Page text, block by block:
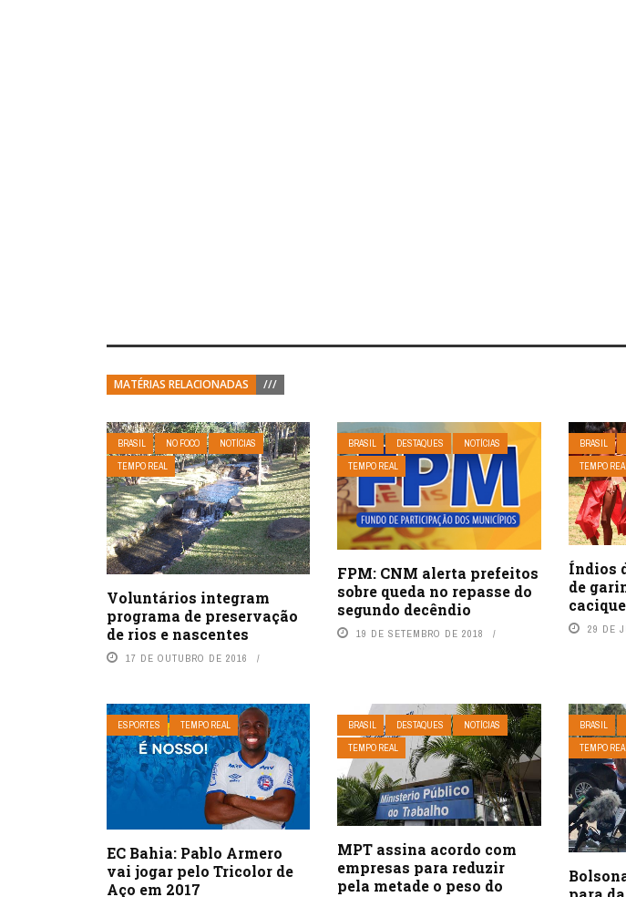
MATÉRIAS RELACIONADAS ///
BRASIL NO FOCO
NOTÍCIAS
TEMPO REAL
Voluntários integram
programa de preservação
de rios e nascentes
17 DE OUTUBRO DE 2016
BRASIL DESTAQUES
NOTÍCIAS
TEMPO REAL
FPM: CNM alerta prefeitos
sobre queda no repasse do
segundo decêndio
19 DE SETEMBRO DE 2018
BRASIL
TEMPO
Índios
de
29 DE
ESPORTES TEMPO REAL
EC Bahia: Pablo Armero
vai jogar pelo Tricolor de
Aço em 2017
BRASIL DESTAQUES
NOTÍCIAS
TEMPO REAL
MPT assina acordo com
empresas para reduzir
pela metade o peso do
BRASIL
TEMPO